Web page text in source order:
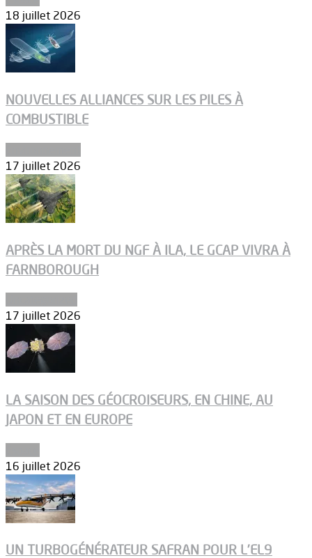
18 juillet 2026
NOUVELLES ALLIANCES SUR LES PILES À
COMBUSTIBLE
17 juillet 2026
APRÈS LA MORT DU NGF À ILA, LE GCAP VIVRA À
FARNBOROUGH
17 juillet 2026
LA SAISON DES GÉOCROISEURS, EN CHINE, AU
JAPON ET EN EUROPE
16 juillet 2026
UN TURBOGÉNÉRATEUR SAFRAN POUR L’EL9